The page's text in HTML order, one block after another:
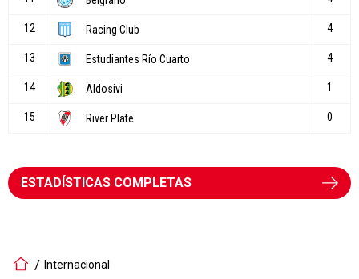
ESTADÍSTICAS COMPLETAS
Internacional